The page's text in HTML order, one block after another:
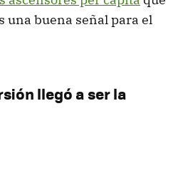
una buena señal para el
llegó a ser la